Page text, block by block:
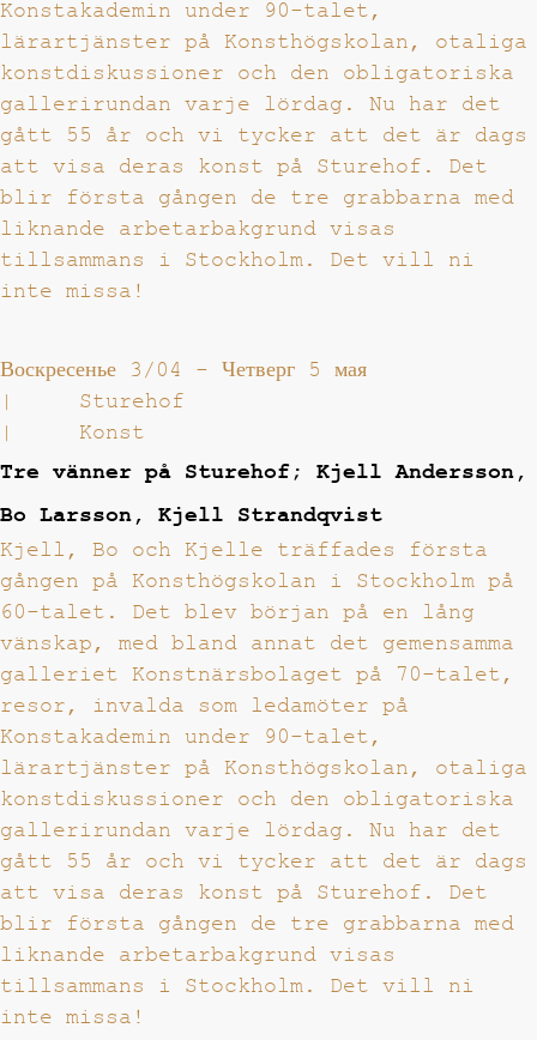
Konstakademin under 90-talet,
lärartjänster på Konsthögskolan, otaliga
konstdiskussioner och den obligatoriska
gallerirundan varje lördag. Nu har det
gått 55 år och vi tycker att det är dags
att visa deras konst på Sturehof. Det
blir första gången de tre grabbarna med
liknande arbetarbakgrund visas
tillsammans i Stockholm. Det vill ni
inte missa!
Воскресенье 3/04 - Четверг 5 мая
|
Sturehof
|
Konst
Tre vänner på Sturehof; Kjell Andersson,
Bo Larsson, Kjell Strandqvist
Kjell, Bo och Kjelle träffades första
gången på Konsthögskolan i Stockholm på
60-talet. Det blev början på en lång
vänskap, med bland annat det gemensamma
galleriet Konstnärsbolaget på 70-talet,
resor, invalda som ledamöter på
Konstakademin under 90-talet,
lärartjänster på Konsthögskolan, otaliga
konstdiskussioner och den obligatoriska
gallerirundan varje lördag. Nu har det
gått 55 år och vi tycker att det är dags
att visa deras konst på Sturehof. Det
blir första gången de tre grabbarna med
liknande arbetarbakgrund visas
tillsammans i Stockholm. Det vill ni
inte missa!